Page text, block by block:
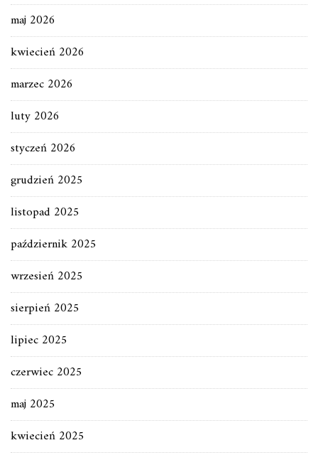
maj 2026
kwiecień 2026
marzec 2026
luty 2026
styczeń 2026
grudzień 2025
listopad 2025
październik 2025
wrzesień 2025
sierpień 2025
lipiec 2025
czerwiec 2025
maj 2025
kwiecień 2025